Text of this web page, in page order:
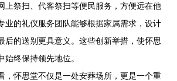
上祭扫、代客祭扫等便民服务，方便远在他
业的礼仪服务团队能够根据家属需求，设计
后的送别更具意义。这些创新举措，使怀思
终保持领先地位。
，怀思堂不仅是一处安葬场所，更是一个重